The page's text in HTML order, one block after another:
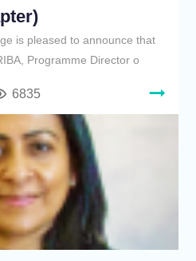
is pleased to announce that
Programme Director o
6835